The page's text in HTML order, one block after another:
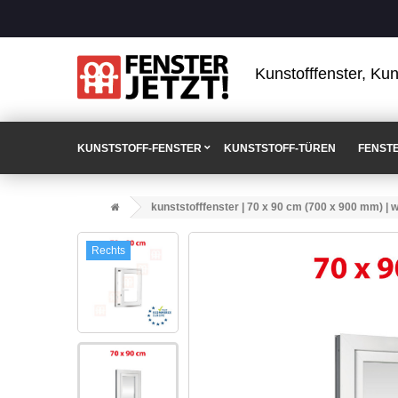
Kunstofffenster,
KUNSTSTOFF-FENSTER KUNSTSTOFF-TÜREN
kunststofffenster | 70 x 90 cm (700 x 900 mm) |
Rechts